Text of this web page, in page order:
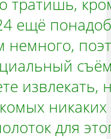
тратишь,
ещё
немного,
извлекать,
для